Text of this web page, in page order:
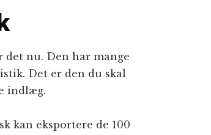
det nu. Den har mange
Det er den du skal
indlæg.
kan eksportere de 100